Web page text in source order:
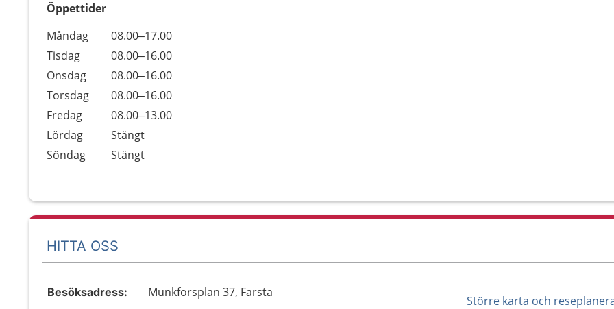
Öppettider
Dag
Öppettider
Kommentarer
Måndag
08.00–17.00
Tisdag
08.00–16.00
Onsdag
08.00–16.00
Torsdag
08.00–16.00
Fredag
08.00–13.00
Lördag
Stängt
Söndag
Stängt
HITTA OSS
Större karta och
Besöksadress: Munkforsplan 37, Farsta